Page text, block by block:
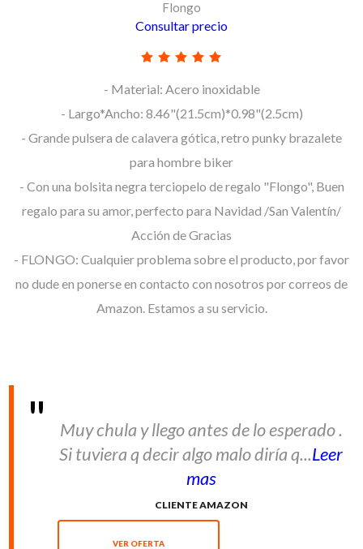
Flongo
Consultar precio
- Material: Acero inoxidable
- Largo*Ancho: 8.46"(21.5cm)*0.98"(2.5cm)
- Grande pulsera de calavera gótica, retro punky brazalete
para hombre biker
- Con una bolsita negra terciopelo de regalo "Flongo", Buen
regalo para su amor, perfecto para Navidad /San Valentín/
Acción de Gracias
- FLONGO: Cualquier problema sobre el producto, por favor
no dude en ponerse en contacto con nosotros por correos de
Amazon. Estamos a su servicio.
Muy chula y llego antes de lo esperado .
Si tuviera q decir algo malo diría q...Leer
mas
CLIENTE AMAZON
VER OFERTA